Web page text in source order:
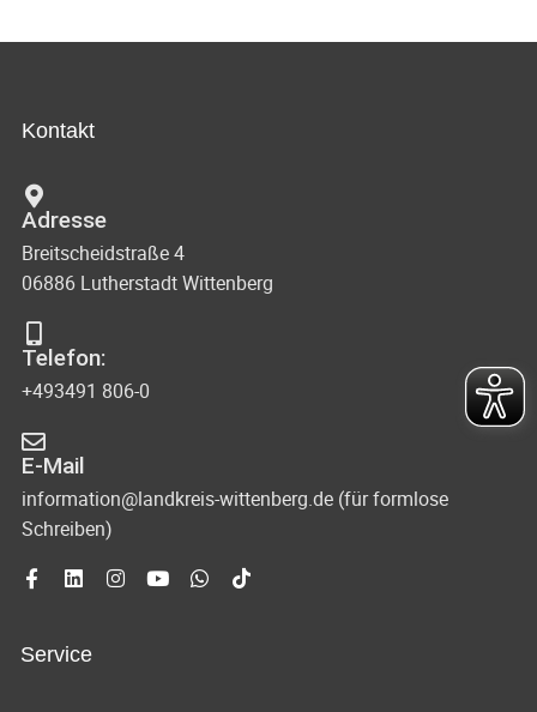
Kontakt
Adresse
Breitscheidstraße 4
06886 Lutherstadt Wittenberg
Telefon:
+493491 806-0
E-Mail
information@landkreis-wittenberg.de (für formlose
Schreiben)
Service